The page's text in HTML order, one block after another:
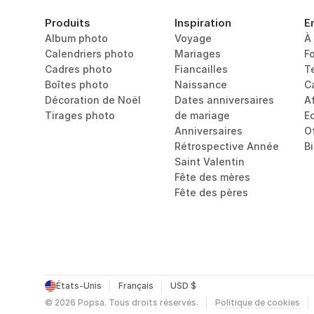
Produits
Album photo
Calendriers photo
Cadres photo
Boîtes photo
Décoration de Noël
Tirages photo
Inspiration
Voyage
Mariages
Fiancailles
Naissance
Dates anniversaires
de mariage
Anniversaires
Rétrospective Année
Saint Valentin
Fête des mères
Fête des pères
À
États-Unis Français
USD $
© 2026 Popsa. Tous droits réservés. Politique de cookies